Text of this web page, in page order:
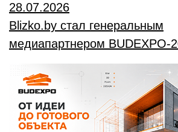
28.07.2026
Blizko.by стал генеральным
медиапартнером BUDEXPO-